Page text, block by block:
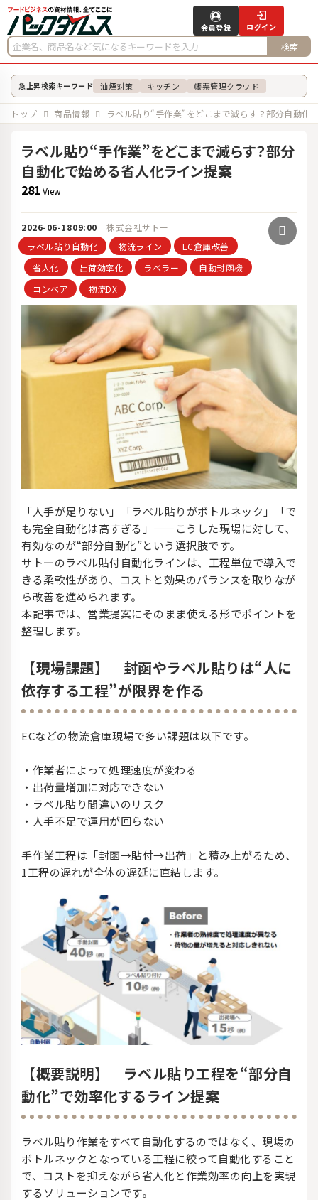
検索
会員登録 ログイン
急上昇検索キーワード 油煙対策 キッチン 帳票管理クラウド
トップ 商品情報 ラベル貼り“手作業”をどこまで減らす？部分自動化
ラベル貼り“手作業”をどこまで減らす？部分
自動化で始める省人化ライン提案
281 View
2026-06-1809:00
株式会社サトー
ラベル貼り自動化
物流ライン
EC倉庫改善
省人化
出荷効率化 ラベラー
自動封函機
コンベア
物流DX
「人手が足りない」「ラベル貼りがボトルネック」「で
も完全自動化は高すぎる」——こうした現場に対して、
有効なのが“部分自動化”という選択肢です。
サトーのラベル貼付自動化ラインは、工程単位で導入で
きる柔軟性があり、コストと効果のバランスを取りなが
ら改善を進められます。
本記事では、営業提案にそのまま使える形でポイントを
整理します。
【現場課題】 封函やラベル貼りは“人に
依存する工程”が限界を作る
ECなどの物流倉庫現場で多い課題は以下です。
・作業者によって処理速度が変わる
・出荷量増加に対応できない
・ラベル貼り間違いのリスク
・人手不足で運用が回らない
手作業工程は「封函→貼付→出荷」と積み上がるため、
1工程の遅れが全体の遅延に直結します。
【概要説明】 ラベル貼り工程を“部分自
動化”で効率化するライン提案
ラベル貼り作業をすべて自動化するのではなく、現場の
ボトルネックとなっている工程に絞って自動化すること
で、コストを抑えながら省人化と作業効率の向上を実現
するソリューションです。